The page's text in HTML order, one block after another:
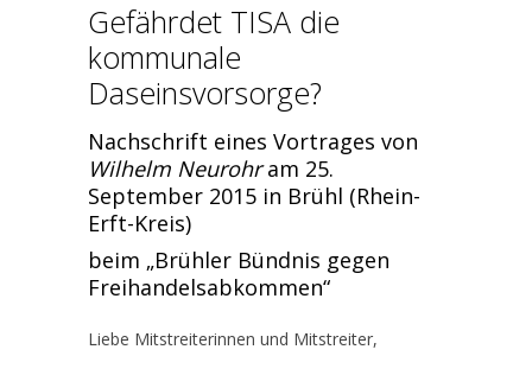
Gefährdet TISA die
kommunale
Daseinsvorsorge?
Nachschrift eines Vortrages von
Wilhelm Neurohram 25.
September 2015 in Brühl (Rhein-
Erft-Kreis)
beim „Brühler Bündnis gegen
Freihandelsabkommen“
Liebe Mitstreiterinnen und Mitstreiter,